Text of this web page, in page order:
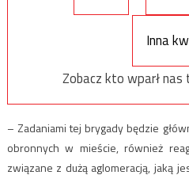
Inna
Zobacz kto wparł nas
– Zadaniami tej brygady będzie
obronnych w mieście, również
związane z dużą aglomeracją, jaką